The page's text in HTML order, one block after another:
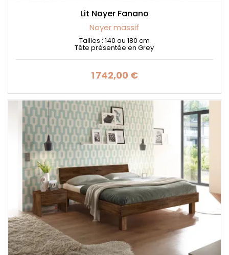
Lit Noyer Fanano
Noyer massif
Tailles : 140 au 180 cm
Tête présentée en Grey
Prix
1 742,00 €